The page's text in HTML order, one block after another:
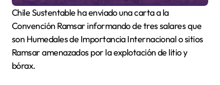
Chile Sustentable ha enviado una carta a la
Convención Ramsar informando de tres salares que
son Humedales de Importancia Internacional o sitios
Ramsar amenazados por la explotación de litio y
bórax.